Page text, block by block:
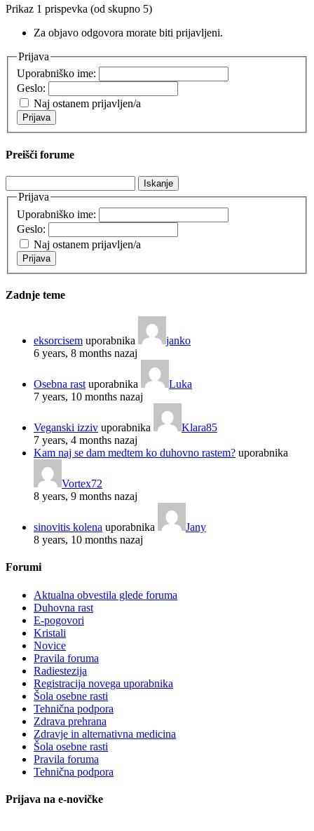
Prikaz 1 prispevka (od skupno 5)
Za objavo odgovora morate biti prijavljeni.
Prijava
Uporabniško ime:
Geslo:
Naj ostanem prijavljen/a
Prijava
Preišči forume
Prijava
Uporabniško ime:
Geslo:
Naj ostanem prijavljen/a
Prijava
Zadnje teme
eksorcisem uporabnika
janko
6 years, 8 months nazaj
Osebna rast uporabnika
Luka
7 years, 10 months nazaj
Veganski izziv uporabnika
Klara85
7 years, 4 months nazaj
Kam naj se dam medtem ko duhovno rastem? uporabnika
Vortex72
8 years, 9 months nazaj
sinovitis kolena uporabnika
Jany
8 years, 10 months nazaj
Forumi
Aktualna obvestila glede foruma
Duhovna rast
E-pogovori
Kristali
Novice
Pravila foruma
Radiestezija
Registracija novega uporabnika
Šola osebne rasti
Tehnična podpora
Zdrava prehrana
Zdravje in alternativna medicina
Šola osebne rasti
Pravila foruma
Tehnična podpora
Prijava na e-novičke